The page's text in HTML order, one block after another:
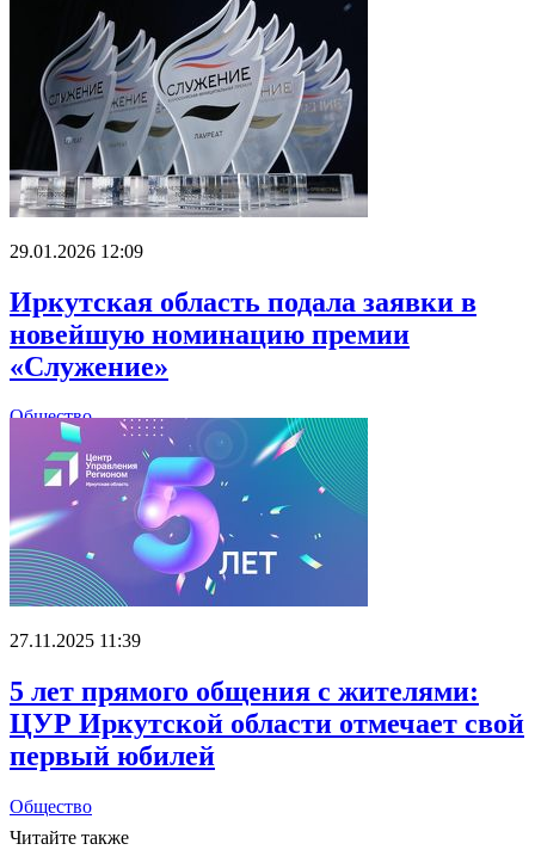
29.01.2026 12:09
Иркутская область подала заявки в
новейшую номинацию премии
«Служение»
Общество
27.11.2025 11:39
5 лет прямого общения с жителями:
ЦУР Иркутской области отмечает свой
первый юбилей
Общество
Читайте также